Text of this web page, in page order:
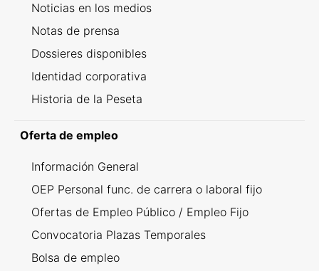
Noticias en los medios
Notas de prensa
Dossieres disponibles
Identidad corporativa
Historia de la Peseta
Oferta de empleo
Información General
OEP Personal func. de carrera o laboral fijo
Ofertas de Empleo Público / Empleo Fijo
Convocatoria Plazas Temporales
Bolsa de empleo